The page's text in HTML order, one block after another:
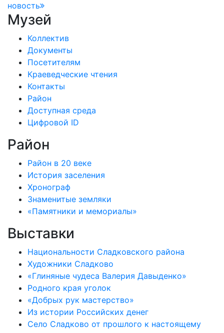
новость
Музей
Коллектив
Документы
Посетителям
Краеведческие чтения
Контакты
Район
Доступная среда
Цифровой ID
Район
Район в 20 веке
История заселения
Хронограф
Знаменитые земляки
«Памятники и мемориалы»
Выставки
Национальности Сладковского района
Художники Сладково
«Глиняные чудеса Валерия Давыденко»
Родного края уголок
«Добрых рук мастерство»
Из истории Российских денег
Село Сладково от прошлого к настоящему